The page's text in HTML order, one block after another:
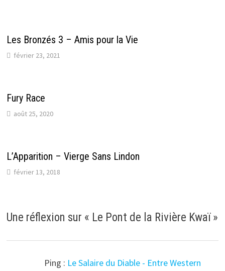
Les Bronzés 3 – Amis pour la Vie
février 23, 2021
Fury Race
août 25, 2020
L’Apparition – Vierge Sans Lindon
février 13, 2018
Une réflexion sur « Le Pont de la Rivière Kwaï»
Ping : Le Salaire du Diable - Entre Western